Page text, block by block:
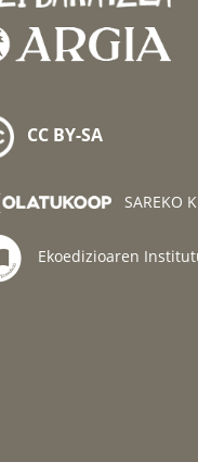
CC BY-SA
SAREKO
Ekoedizioaren